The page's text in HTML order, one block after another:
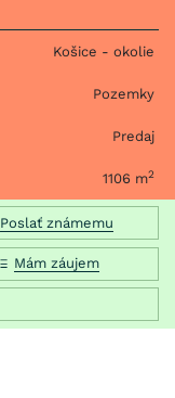
Košice - okolie
Pozemky
Predaj
1106 m2
Poslať známemu
Mám záujem